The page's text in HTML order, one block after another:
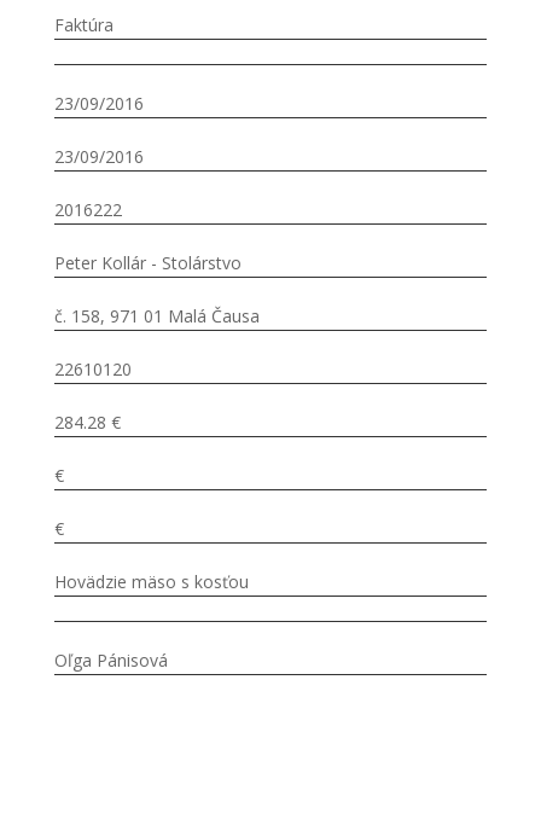
Faktúra
23/09/2016
23/09/2016
2016222
Peter Kollár - Stolárstvo
č. 158, 971 01 Malá Čausa
22610120
284.28 €
€
€
Hovädzie mäso s kosťou
Oľga Pánisová